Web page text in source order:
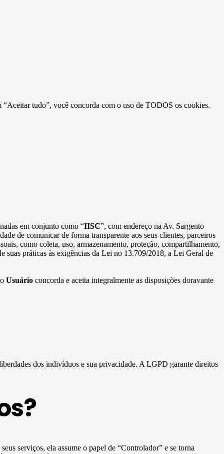
“Aceitar tudo”, você concorda com o uso de TODOS os cookies.
em conjunto como “IISC”, com endereço na Av. Sargento
de comunicar de forma transparente aos seus clientes, parceiros
como coleta, uso, armazenamento, proteção, compartilhamento,
suas práticas às exigências da Lei no 13.709/2018, a Lei Geral de
Usuário concorda e aceita integralmente as disposições doravante
dos indivíduos e sua privacidade. A LGPD garante direitos
serviços, ela assume o papel de “Controlador” e se torna